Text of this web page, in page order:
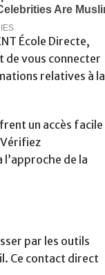
École Directe,
de vous connecter
relatives à la
un accès facile
de la
par les outils
Ce contact direct